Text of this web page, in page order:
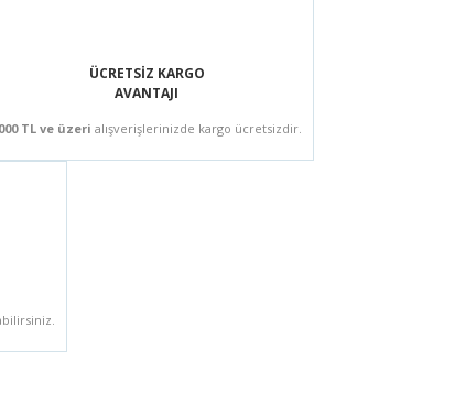
ÜCRETSİZ KARGO
AVANTAJI
TL ve üzeri alışverişlerinizde kargo ücretsizdir.